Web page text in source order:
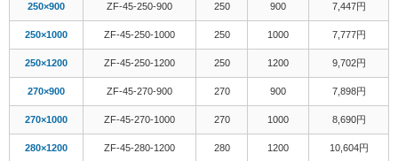
250×900 ZF-45-250-900 250 900 7,447円
250×1000 ZF-45-250-1000 250 1000 7,777円
250×1200 ZF-45-250-1200 250 1200 9,702円
270×900 ZF-45-270-900 270 900 7,898円
270×1000 ZF-45-270-1000 270 1000 8,690円
280×1200 ZF-45-280-1200 280 1200 10,604円